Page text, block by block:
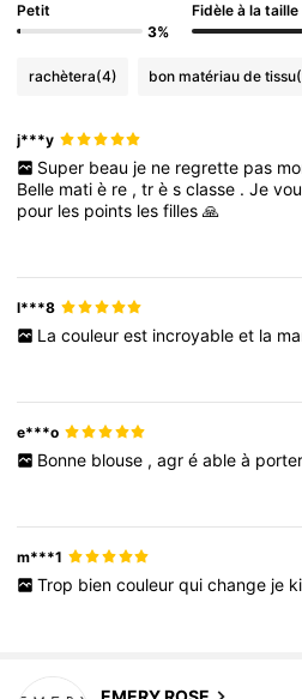
Petit
3%
Fidèle à la taille
rachètera(4) bon matériau de tissu
j***y
Super beau je ne regrette pas
Belle matiè re ,trèsclasse .Je
pour les points lesfilles🙏
l***8
La couleur est incroyable et la
e***o
Bonne blouse , agr é able à porter
m***1
Trop bien couleur qui change je